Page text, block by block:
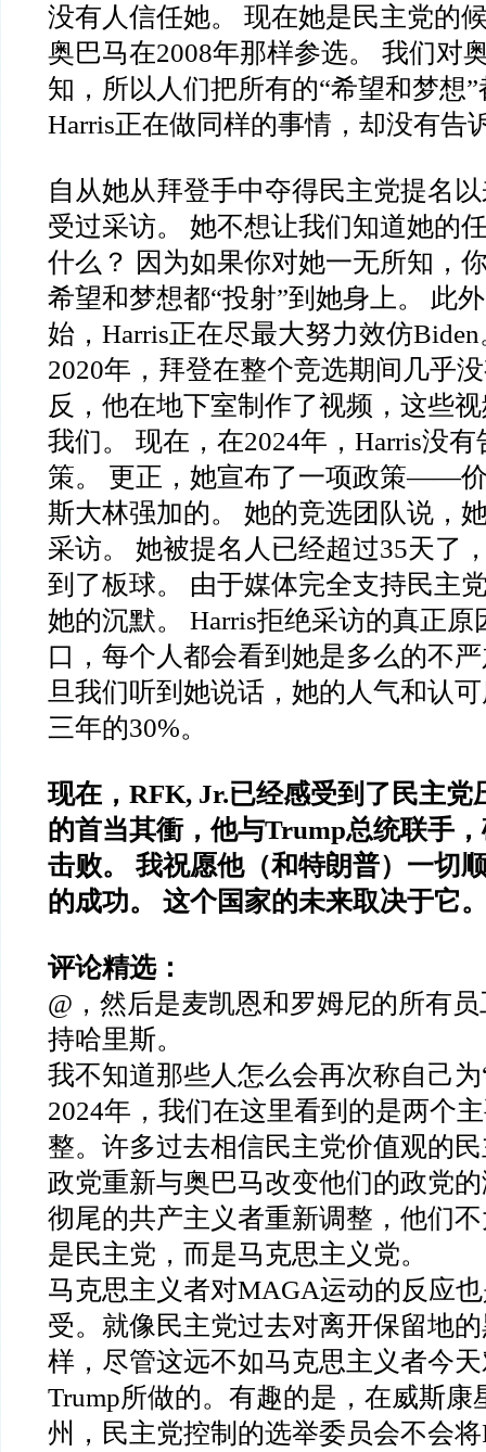
没有人信任她。 现在她是民主党的
奥巴马在2008年那样参选。 我们对
知，所以人们把所有的“希望和梦想”
Harris正在做同样的事情，却没有告
自从她从拜登手中夺得民主党提名
受过采访。 她不想让我们知道她的
什么？ 因为如果你对她一无所知，
希望和梦想都“投射”到她身上。 此
始，Harris正在尽最大努力效仿
2020年，拜登在整个竞选期间几乎
反，他在地下室制作了视频，这些
我们。 现在，在2024年，Harris没
策。 更正，她宣布了一项政策——
斯大林强加的。 她的竞选团队说，
采访。 她被提名人已经超过35天了
到了板球。 由于媒体完全支持民主
她的沉默。 Harris拒绝采访的真正原
口，每个人都会看到她是多么的不
旦我们听到她说话，她的人气和认
三年的30%。
现在，RFK, Jr.已经感受到了民主党
的首当其衝，他与Trump总统联手
击败。 我祝愿他（和特朗普）一切
的成功。 这个国家的未来取决于它
评论精选：
@，然后是麦凯恩和罗姆尼的所有
持哈里斯。
我不知道那些人怎么会再次称自己为
2024年，我们在这里看到的是两个
整。许多过去相信民主党价值观的
政党重新与奥巴马改变他们的政党
彻尾的共产主义者重新调整，他们
是民主党，而是马克思主义党。
马克思主义者对MAGA运动的反应
受。就像民主党过去对离开保留地
样，尽管这远不如马克思主义者今天
Trump所做的。有趣的是，在威斯康
州，民主党控制的选举委员会不会